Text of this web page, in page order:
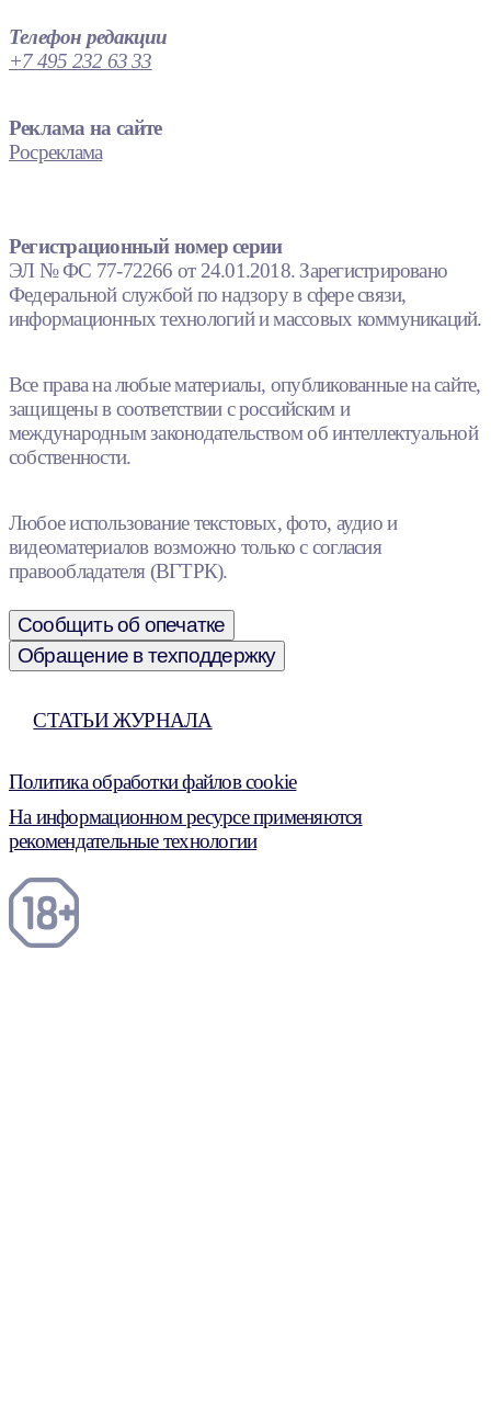
Телефон редакции
+7 495 232 63 33
Реклама на сайте
Росреклама
Регистрационный номер серии
ЭЛ № ФС 77-72266 от 24.01.2018. Зарегистрировано
Федеральной службой по надзору в сфере связи,
информационных технологий и массовых коммуникаций.
Все права на любые материалы, опубликованные на сайте,
защищены в соответствии с российским и
международным законодательством об интеллектуальной
собственности.
Любое использование текстовых, фото, аудио и
видеоматериалов возможно только с согласия
правообладателя (ВГТРК).
Сообщить об опечатке
Обращение в техподдержку
СТАТЬИ ЖУРНАЛА
Политика обработки файлов cookie
На информационном ресурсе применяются
рекомендательные технологии